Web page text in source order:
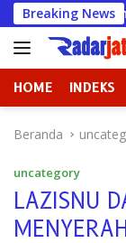
Langsung
ke
konten
Breaking News
Justru
HOME INDEKS
Beranda
uncategory
LAZISNU